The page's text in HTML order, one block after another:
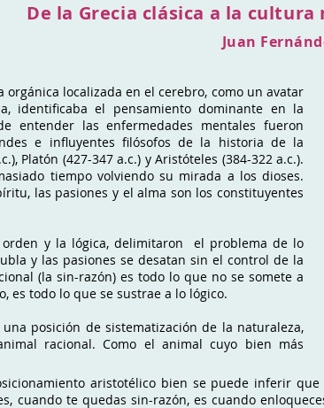
De la Grecia clásica a la cultura
Juan
orgánica localizada en el cerebro, como un avatar
identificaba el pensamiento dominante en la
entender las enfermedades mentales fueron
e influyentes filósofos de la historia de la
Platón (427-347 a.c.) y Aristóteles (384-322 a.c.).
tiempo volviendo su mirada a los dioses.
las pasiones y el alma son los constituyentes
y la lógica, delimitaron el problema de lo
y las pasiones se desatan sin el control de la
(la sin-razón) es todo lo que no se somete a
es todo lo que se sustrae a lo lógico.
posición de sistematización de la naturaleza,
racional. Como el animal cuyo bien más
aristotélico bien se puede inferir
cuando te quedas sin-razón, es cuando